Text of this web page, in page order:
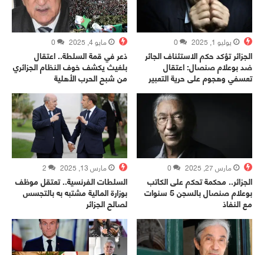
يوليو 1, 2025 0
الجزائر تؤكد حكم الاستئناف الجائر
ضد بوعلام صنصال: اعتقال
تعسفي وهجوم على حرية التعبير
مايو 4, 2025 0
ذعر في قمة السلطة.. اعتقال
بلغيث يكشف خوف النظام الجزائري
من شبح الحرب الأهلية
مارس 27, 2025 0
الجزائر.. محكمة تحكم على الكاتب
بوعلام صنصال بالسجن 5 سنوات
مع النفاذ
مارس 13, 2025 2
السلطات الفرنسية.. تعتقل موظف
بوزارة المالية مشتبه به بالتجسس
لصالح الجزائر